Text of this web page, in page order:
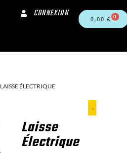
CONNEXION 0,00€ 0
LAISSE ÉLECTRIQUE
Laisse
Électrique